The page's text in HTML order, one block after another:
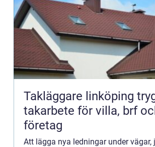
Takläggare linköping tryggt
takarbete för villa, brf
företag
Att lägga nya ledningar under vägar,